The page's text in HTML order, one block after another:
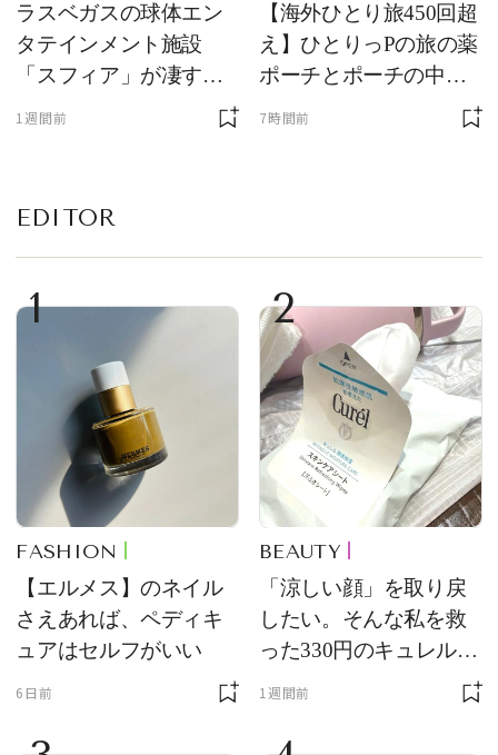
ラスベガスの球体エン
タテインメント施設
「スフィア」が凄すぎ
た！ ひとりっPが大後
1週間前
【海外ひとり旅450回超
え】ひとりっPの旅の薬
ポーチとポーチの中身
を初公開！ 本当に使え
7時間前
EDITOR
1
FASHION
【エルメス】のネイル
さえあれば、ペディキ
ュアはセルフがいい
6日前
2
BEAUTY
「涼しい顔」を取り戻
したい。そんな私を救
った330円のキュレル名
1週間前